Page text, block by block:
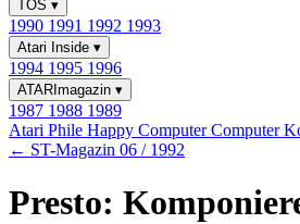
TOS ▾
1990 1991 1992 1993
Atari Inside ▾
1994 1995 1996
ATARImagazin ▾
1987 1988 1989
Atari Phile Happy ComputerComputer
← ST-Magazin 06 / 1992
Presto: